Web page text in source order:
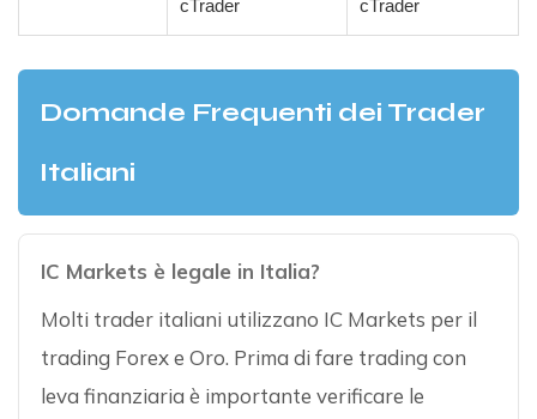
cTrader cTrader
Domande Frequenti dei Trader
Italiani
IC Markets è legale in Italia?
Molti trader italiani utilizzano IC Markets per il
trading Forex e Oro. Prima di fare trading con
leva finanziaria è importante verificare le